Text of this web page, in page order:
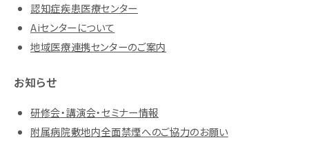
認知症疾患医療センター
Aiセンターについて
地域医療連携センターのご案内
お知らせ
研修会・講演会・セミナー情報
附属病院敷地内全面禁煙へのご協力のお願い